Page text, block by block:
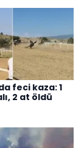
feci kaza: 1
2 at öldü